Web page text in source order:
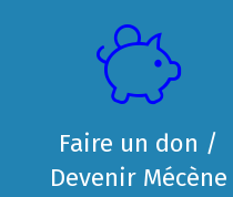
Faire un don /
Devenir Mécène